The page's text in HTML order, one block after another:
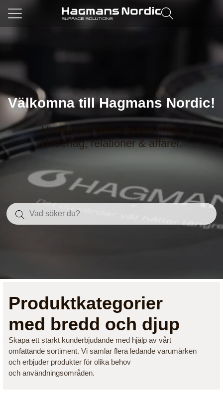
Välkomna till Hagmans Nordic!
Vi skyddar det som ska hålla.
Underlag, relationer & affärer.
Sök
Produktkategorier
med bredd och djup
Skapa ett starkt kunderbjudande med hjälp av vårt
omfattande sortiment. Vi samlar flera ledande varumärken
och erbjuder produkter för olika behov
och användningsområden.